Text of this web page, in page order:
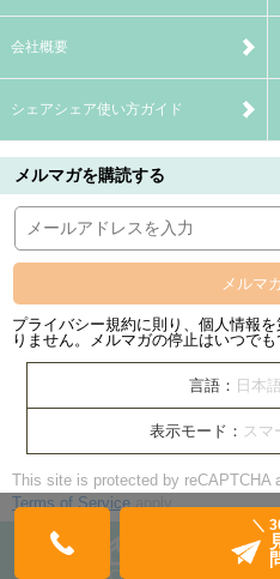
＼
会社概要
シェアシェア使い方ガイド
メルマガを購読する
メルマ
プライバシー規約に則り、個人情報
りません。メルマガの停止はいつでも
言語： 日本語
表示モード： スマ
This site is protected by reCAPTCHA
Terms of Service